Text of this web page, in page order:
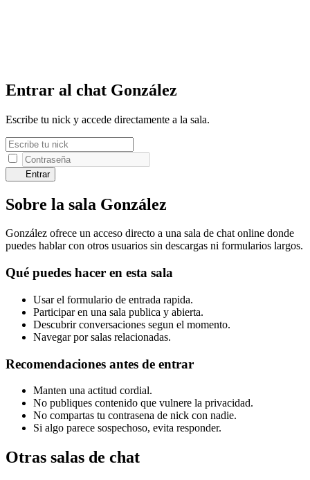
Entrar al chat González
Escribe tu nick y accede directamente a la sala.
Entrar
Sobre la sala González
González ofrece un acceso directo a una sala de chat online donde
puedes hablar con otros usuarios sin descargas ni formularios largos.
Qué puedes hacer en esta sala
Usar el formulario de entrada rapida.
Participar en una sala publica y abierta.
Descubrir conversaciones segun el momento.
Navegar por salas relacionadas.
Recomendaciones antes de entrar
Manten una actitud cordial.
No publiques contenido que vulnere la privacidad.
No compartas tu contrasena de nick con nadie.
Si algo parece sospechoso, evita responder.
Otras salas de chat